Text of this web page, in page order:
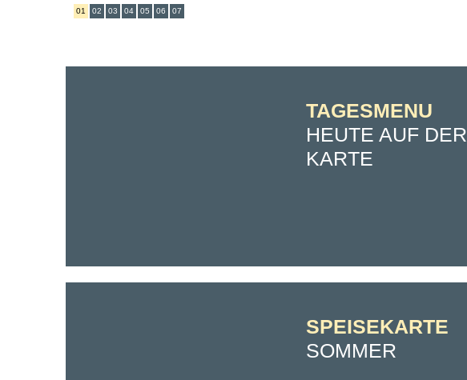
01 02 03 04 05 06 07
TAGESMENU
HEUTE AUF DER
KARTE
SPEISEKARTE
SOMMER